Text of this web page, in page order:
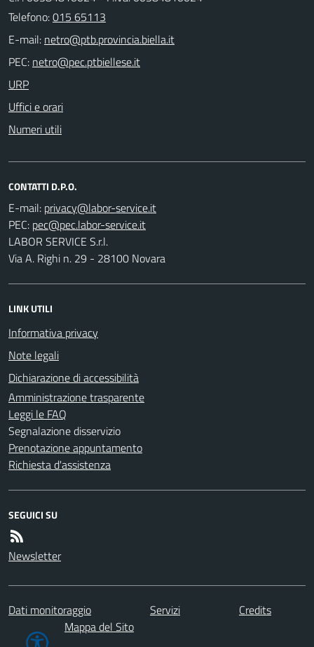
Telefono:015 65113
E-mail:
PEC:
URP
Uffici e orari
Numeri utili
CONTATTI D.P.O.
E-mail:
PEC:
LABOR SERVICE S.r.l.
Via A. Righi n. 29 - 28100 Novara
LINK UTILI
Informativa privacy
Note legali
Dichiarazione di accessibilità
Amministrazione trasparente
Leggi le FAQ
Segnalazione disservizio
Prenotazione appuntamento
Richiesta d'assistenza
SEGUICI SU
Newsletter
Dati monitoraggio Servizi
Credits
Mappa del Sito